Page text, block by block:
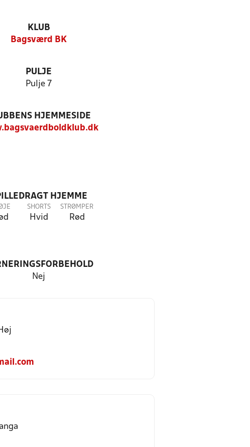
KLUB
Bagsværd BK
PULJE
Pulje 7
HJEMMESIDE
HJEMME
SHORTS
Hvid
STRØMPER
Rød
Nej